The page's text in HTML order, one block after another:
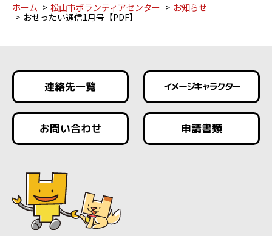
ホーム 松山市ボランティアセンター
お知らせ
おせったい通信1月号【PDF】
連絡先一覧 イメージキャラクター
お問い合わせ 申請書類